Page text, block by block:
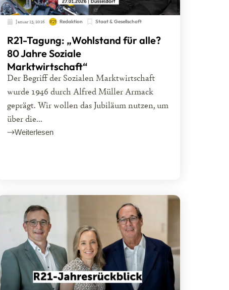
Januar 13, 2026 Redaktion Staat & Gesellschaft
R21-Tagung: „Wohlstand für alle?
80 Jahre Soziale
Marktwirtschaft“
Der Begriff der Sozialen Marktwirtschaft
wurde 1946 durch Alfred Müller Armack
geprägt. Wir wollen das Jubiläum nutzen, um
über die...
Weiterlesen